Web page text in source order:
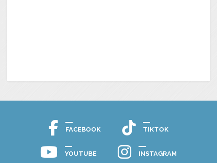
FACEBOOK TIKTOK
YOUTUBE INSTAGRAM